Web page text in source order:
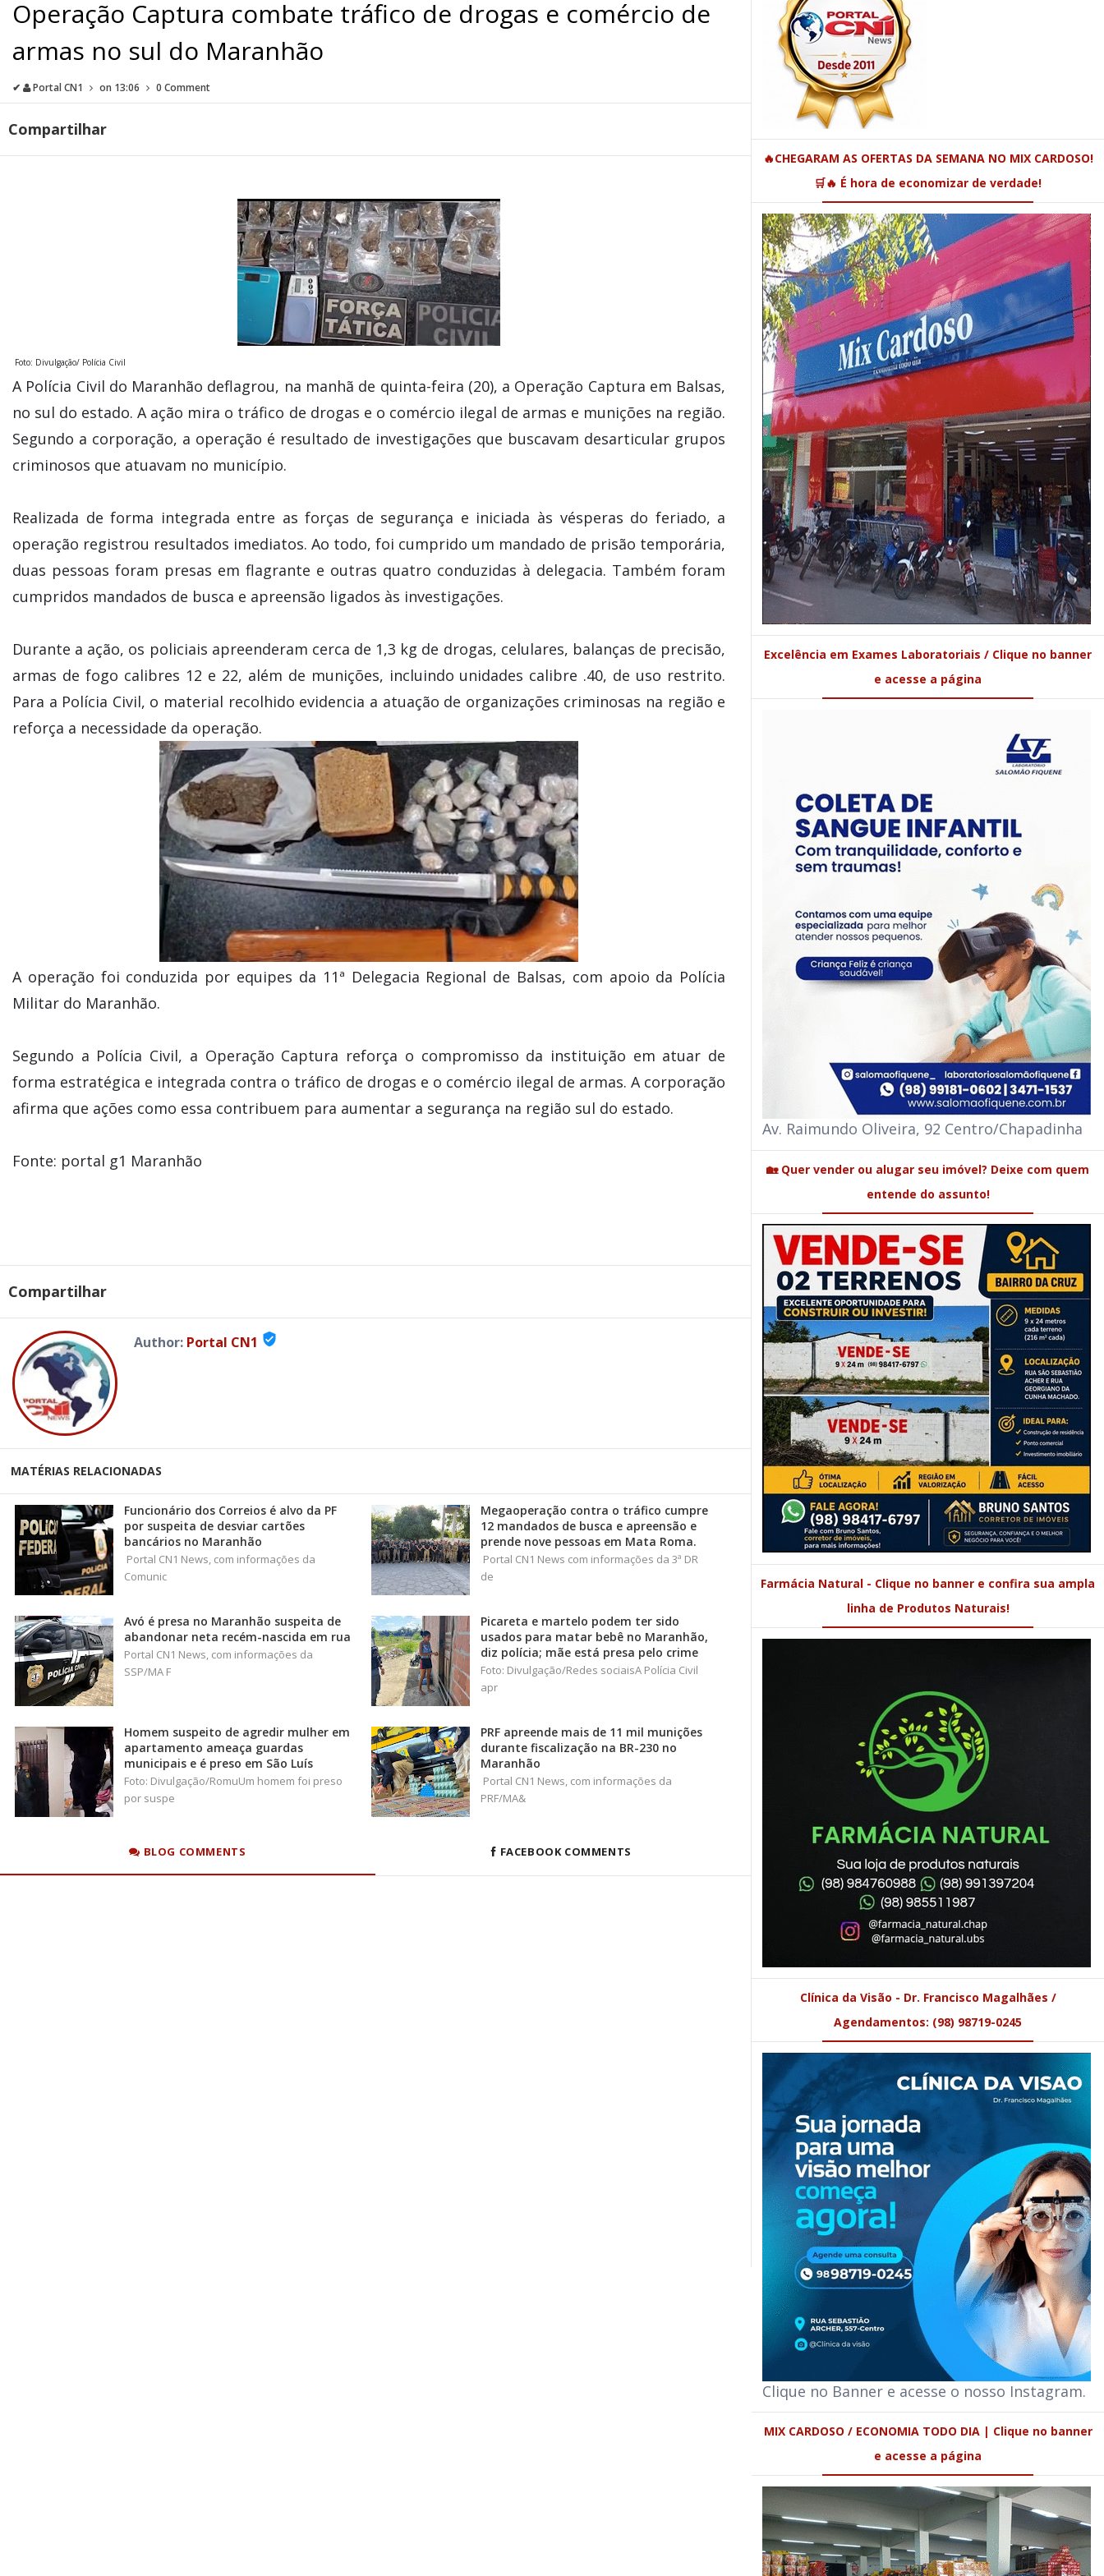
Operação Captura combate tráfico de drogas e comércio de
armas no sul do Maranhão
✔ Portal CN1 on 13:06 0 Comment
Compartilhar
Foto: Divulgação/ Polícia Civil
A Polícia Civil do Maranhão deflagrou, na manhã de quinta-feira (20), a Operação Captura em Balsas,
no sul do estado. A ação mira o tráfico de drogas e o comércio ilegal de armas e munições na região.
Segundo a corporação, a operação é resultado de investigações que buscavam desarticular grupos
criminosos que atuavam no município.
Realizada de forma integrada entre as forças de segurança e iniciada às vésperas do feriado, a
operação registrou resultados imediatos. Ao todo, foi cumprido um mandado de prisão temporária,
duas pessoas foram presas em flagrante e outras quatro conduzidas à delegacia. Também foram
cumpridos mandados de busca e apreensão ligados às investigações.
Durante a ação, os policiais apreenderam cerca de 1,3 kg de drogas, celulares, balanças de precisão,
armas de fogo calibres 12 e 22, além de munições, incluindo unidades calibre .40, de uso restrito.
Para a Polícia Civil, o material recolhido evidencia a atuação de organizações criminosas na região e
reforça a necessidade da operação.
A operação foi conduzida por equipes da 11ª Delegacia Regional de Balsas, com apoio da Polícia
Militar do Maranhão.
Segundo a Polícia Civil, a Operação Captura reforça o compromisso da instituição em atuar de
forma estratégica e integrada contra o tráfico de drogas e o comércio ilegal de armas. A corporação
afirma que ações como essa contribuem para aumentar a segurança na região sul do estado.
Fonte: portal g1 Maranhão
Compartilhar
Author: Portal CN1 verified_user
MATÉRIAS RELACIONADAS
Funcionário dos Correios é alvo da PF
por suspeita de desviar cartões
bancários no Maranhão
Portal CN1 News, com informações da
Comunic
Megaoperação contra o tráfico cumpre
12 mandados de busca e apreensão e
prende nove pessoas em Mata Roma.
Portal CN1 News com informações da 3ª DR
de
Avó é presa no Maranhão suspeita de
abandonar neta recém-nascida em rua
Portal CN1 News, com informações da
SSP/MA F
Picareta e martelo podem ter sido
usados para matar bebê no Maranhão,
diz polícia; mãe está presa pelo crime
Foto: Divulgação/Redes sociaisA Polícia Civil
apr
Homem suspeito de agredir mulher em
apartamento ameaça guardas
municipais e é preso em São Luís
Foto: Divulgação/RomuUm homem foi preso
por suspe
PRF apreende mais de 11 mil munições
durante fiscalização na BR-230 no
Maranhão
Portal CN1 News, com informações da
PRF/MA&
BLOG COMMENTS FACEBOOK COMMENTS
🔥CHEGARAM AS OFERTAS DA SEMANA NO MIX CARDOSO!
🛒🔥 É hora de economizar de verdade!
Excelência em Exames Laboratoriais / Clique no banner
e acesse a página
Av. Raimundo Oliveira, 92 Centro/Chapadinha
🏡 Quer vender ou alugar seu imóvel? Deixe com quem
entende do assunto!
Farmácia Natural - Clique no banner e confira sua ampla
linha de Produtos Naturais!
Clínica da Visão - Dr. Francisco Magalhães /
Agendamentos: (98) 98719-0245
Clique no Banner e acesse o nosso Instagram.
MIX CARDOSO / ECONOMIA TODO DIA | Clique no banner
e acesse a página